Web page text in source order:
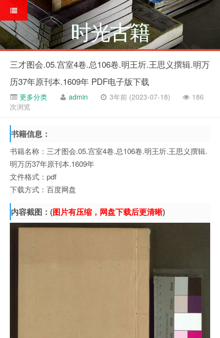
时光古籍
三才图会.05.宫室4卷.总106卷.明王圻.王思义撰辑.明万
历37年原刊本.1609年 PDF电子版下载
更多分类 admin 3年前 (2023-07-18)
186
次浏览
书籍信息：
书籍名称：三才图会.05.宫室4卷.总106卷.明王圻.王思义撰辑.
明万历37年原刊本.1609年
文件格式：pdf
下载方式：百度网盘
内容截图：(图片有压缩，网盘下载后更清晰)